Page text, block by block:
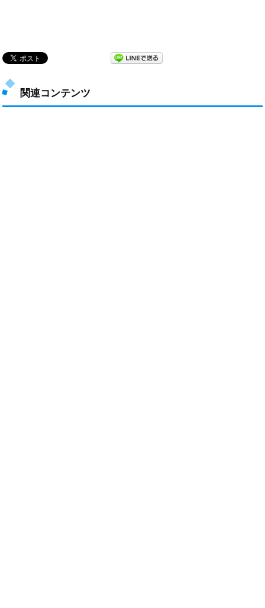
関連コンテンツ